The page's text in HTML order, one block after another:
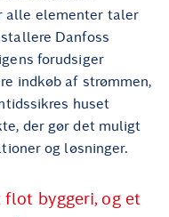
alle elementer taler
Danfoss
forudsiger
indkøb af strømmen,
huset
der gør det muligt
og løsninger.
flot byggeri, og et